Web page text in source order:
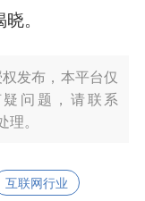
。
发布，本平台仅
问题，请联系
。
互联网行业